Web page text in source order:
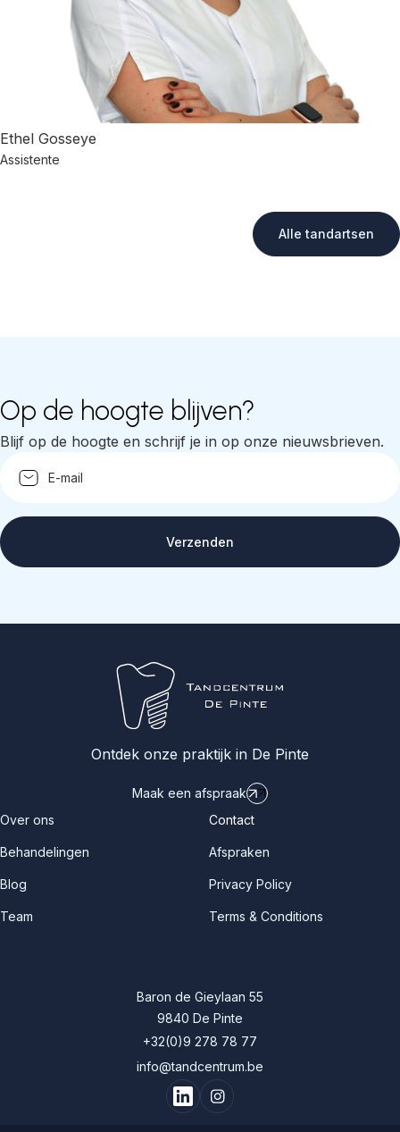
Ethel Gosseye
Assistente
Alle tandartsen
Op de hoogte blijven?
Blijf op de hoogte en schrijf je in op onze nieuwsbrieven.
Ontdek onze praktijk in De Pinte
Maak een afspraak
Over ons
Behandelingen
Blog
Team
Contact
Afspraken
Privacy Policy
Terms & Conditions
Baron de Gieylaan 55
9840 De Pinte
+32(0)9 278 78 77
info@tandcentrum.be